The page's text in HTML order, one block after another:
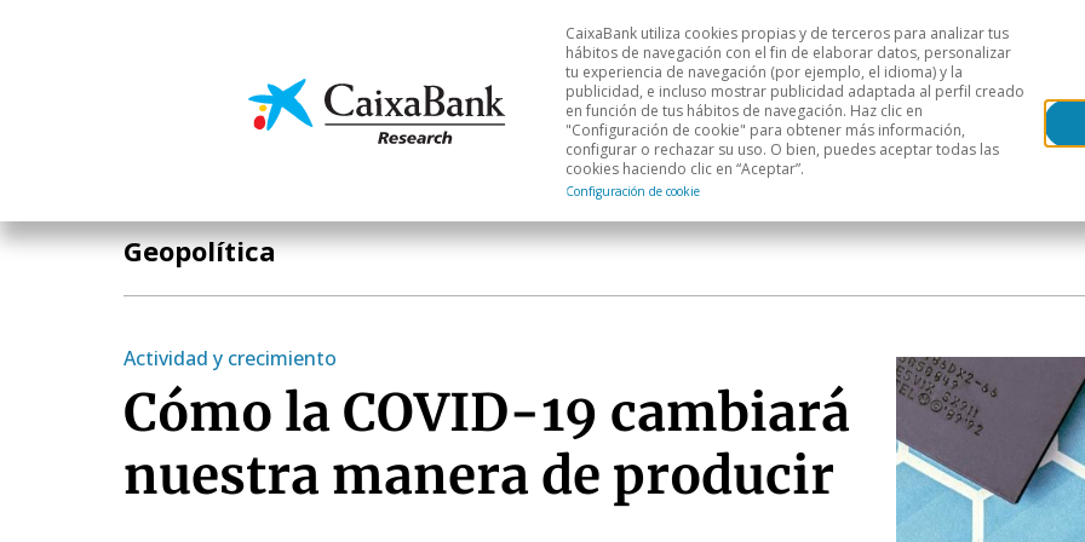
Economía y mercados Análisis sectorial Áreas geográficas
CaixaBank utiliza cookies propias y de terceros para analizar tus
hábitos de navegación con el fin de elaborar datos, personalizar
tu experiencia de navegación (por ejemplo, el idioma) y la
publicidad, e incluso mostrar publicidad adaptada al perfil creado
en función de tus hábitos de navegación. Haz clic en
"Configuración de cookie" para obtener más información,
configurar o rechazar su uso. O bien, puedes aceptar todas las
cookies haciendo clic en “Aceptar”.
Configuración de cookie
Geopolítica
Actividad y crecimiento
Cómo la COVID-19 cambiará
nuestra manera de producir